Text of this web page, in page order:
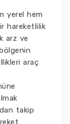
yerel hem
hareketlilik
arz ve
araç
takip